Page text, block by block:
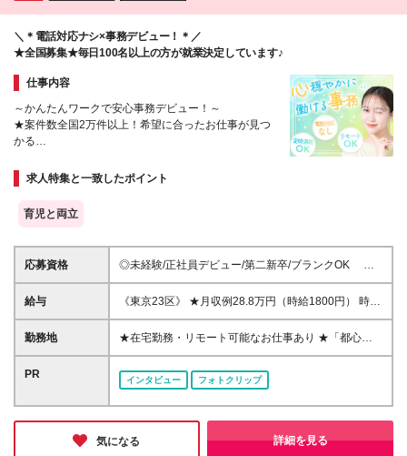
ん
＼＊電話対応ナシ×事務デビュー！＊／
★全国募集★毎日100名以上の方が就業決定しています♪
仕事内容
～かんたんワークで安心事務デビュー！～
★案件数全国2万件以上！希望に合ったお仕事が見つ
かる
★コーディネーター&営業担当があなたをサポート
求人特集と一致したポイント
育児と両立
応募資格
◎未経験/正社員デビュー/第二新卒/ブランクOK ◎
高卒以上 《こんな方にピッタリです！》 ■未経験から
事務デビューしたい ■残業なし・土日休みの仕事を探
にどんな仕事が向いているのか分からない」という方
も大丈夫！ 当社のコーディネーターがあなたのお
給与
《東京23区》 ★月収例28.8万円（時給1800円） 時給
1400円～2000円 《東京23区以外》 ★月収例24.8万
円（時給1550円） 時給1250円～1750円 《関東（東
1500円） 時給1050円～1600円 《関西》 ★月収例
州・沖縄》 時給1060円～1450円 ※時給額はスキルや
勤務地
★在宅勤務・リモート可能なお仕事あり ★「都心で
働きたい」「最寄りのエリアで働きたい」など希望を
考慮 ★転居を伴う転勤なし/U・Iターン歓迎 全国47都
道府県の派遣先にて勤務いただきます。 《魅力ポイ
ント》 ★キレイでおしゃれなオフィス ★駅チカなど
通勤や買い物に便利なエリアのお仕事がたくさん ★
リフレッシュスペースが充実している職場多数 (変更
PR
インタビュー フォトクリップ
気になる 詳細を見る